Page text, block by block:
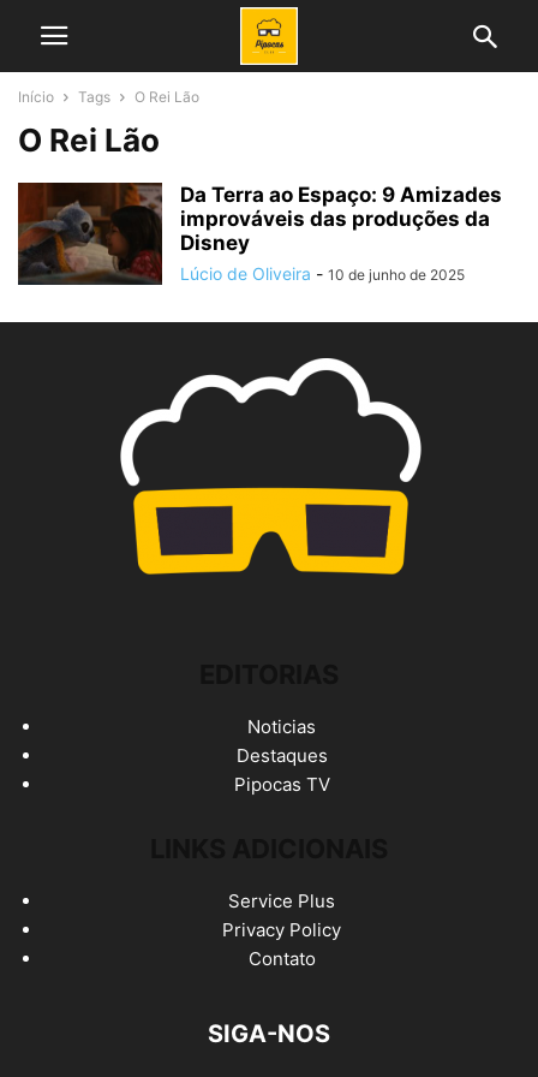
Início Tags O Rei Lão
O Rei Lão
Da Terra ao Espaço: 9 Amizades
improváveis das produções da
Disney
Lúcio de Oliveira - 10 de junho de 2025
Noticias
Destaques
Pipocas TV
Service Plus
Privacy Policy
Contato
SIGA-NOS